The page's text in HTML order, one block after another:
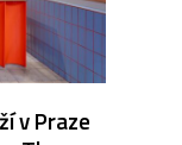
v Praze